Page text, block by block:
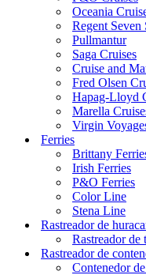
Oceania
Regent Seven
Pullmantur
Saga Cruises
Cruise and
Fred Olsen
Hapag-Lloyd
Marella
Virgin
Ferries
Brittany
Irish Ferries
P&O Ferries
Color Line
Stena Line
Rastreador de
Rastreador de
Rastreador de
Contenedor